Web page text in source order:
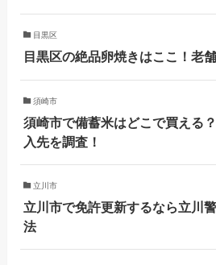
目黒区
目黒区の絶品卵焼きはここ！老
須崎市
須崎市で備蓄米はどこで買える
入先を調査！
立川市
立川市で免許更新するなら立川
法